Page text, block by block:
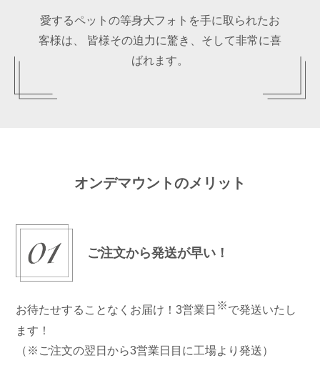
愛するペットの等身大フォトを手に取られたお
客様は、
皆様その迫力に驚き、そして非常に喜
ばれます。
オンデマウントのメリット
ご注文から発送が早い！
お待たせすることなくお届け！3営業日 ※で発送いたし
ます！
（※ご注文の翌日から3営業日目に工場より発送）